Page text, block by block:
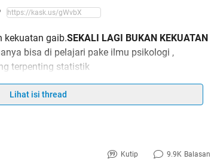
kekuatan gaib.SEKALI LAGI BUKAN KEKUATAN
bisa di pelajari pake ilmu psikologi ,
terpenting statistik
waktu kalo agan sering mencoba pasti
Masih banyak peminatnya Nanti ane Update
Lihat isi thread
Kutip 9.9K Balasan